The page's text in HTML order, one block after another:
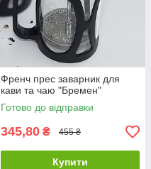
Френч прес заварник для
кави та чаю "Бремен"
Готово до відправки
345,80 ₴ 455 ₴
Купити